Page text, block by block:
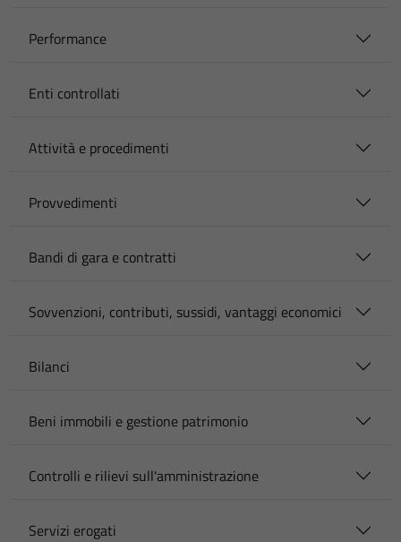
Performance
Enti controllati
Attività e procedimenti
Provvedimenti
Bandi di gara e contratti
Sovvenzioni, contributi, sussidi, vantaggi economici
Bilanci
Beni immobili e gestione patrimonio
Controlli e rilievi sull'amministrazione
Servizi erogati